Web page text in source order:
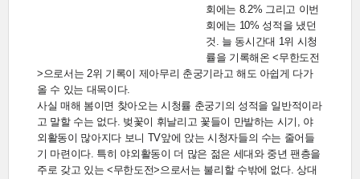
회에는 8.2% 그리고 이번
회에는 10% 성적을 냈던
것. 늘 동시간대 1위 시청
률을 기록해온 <무한도전
>으로서는 2위 기록이 제아무리 춘궁기라고 해도 아쉽게 다가
올 수 있는 대목이다.
사실 매해 봄이면 찾아오는 시청률 춘궁기의 성적을 일반적이라
고 말할 수는 없다. 벚꽃이 휘날리고 꽃들이 만발하는 시기, 야
외활동이 많아지다 보니 TV앞에 앉는 시청자들의 수는 줄어들
기 마련이다. 특히 야외활동이 더 많은 젊은 세대와 중년 팬층을
주로 갖고 있는 <무한도전>으로서는 불리할 수밖에 없다. 상대